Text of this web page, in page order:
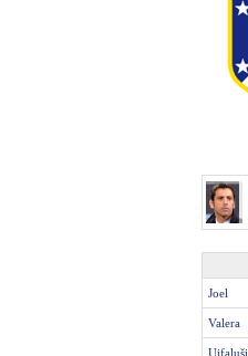
Joel
Valera
Ujfaluši